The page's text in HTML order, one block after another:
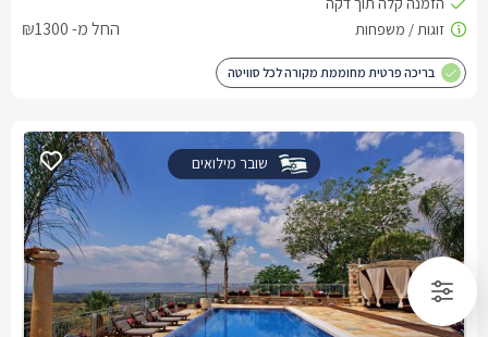
החל מ- ₪1300
בריכה פרטית מחוממת מקורה לכל סוויטה
שובר מילואים